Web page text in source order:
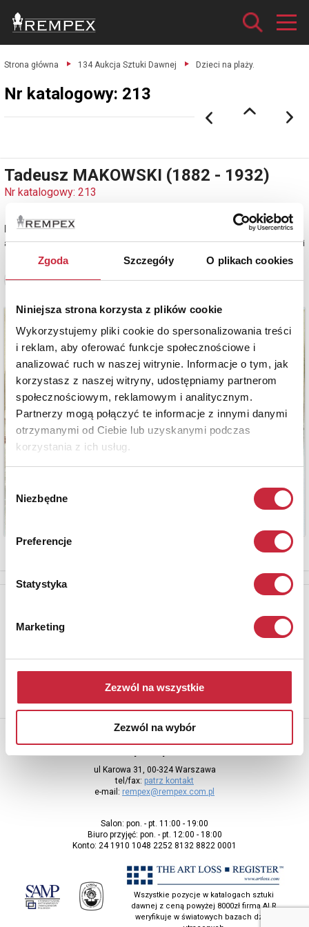
Zgoda Szczegóły O plikach cookies
Niniejsza strona korzysta z plików cookie
Wykorzystujemy pliki cookie do spersonalizowania treści
i reklam, aby oferować funkcje społecznościowe i
analizować ruch w naszej witrynie. Informacje o tym, jak
korzystasz z naszej witryny, udostępniamy partnerom
społecznościowym, reklamowym i analitycznym.
Partnerzy mogą połączyć te informacje z innymi danymi
otrzymanymi od Ciebie lub uzyskanymi podczas
korzystania z ich usług.
Wybór
zgody
Niezbędne
Preferencje
Statystyka
Marketing
Zezwól na wszystkie
Zezwól na wybór
Strona główna 134 Aukcja Sztuki Dawnej Dzieci na plaży.
Nr katalogowy: 213
Tadeusz MAKOWSKI (1882 - 1932)
Nr katalogowy: 213
Dzieci na plaży
akwarela, papier, 22,5 x 29,5 cm (w świetle oprawy); sygn. p. d.: T. Makowski
Zobacz pełne informacje
Aby otrzymywać informacje o nowych aukcjach, prosimy podać
ul Karowa 31, 00-324 Warszawa
tel/fax: patrz kontakt
e-mail: rempex@rempex.com.pl
Salon: pon. - pt. 11:00 - 19:00
Biuro przyjęć: pon. - pt. 12:00 - 18:00
Konto: 24 1910 1048 2252 8132 8822 0001
Wszystkie pozycje w katalogach sztuki
dawnej z ceną powyżej 8000zł firma ALR
weryfikuje w światowych bazach dzieł